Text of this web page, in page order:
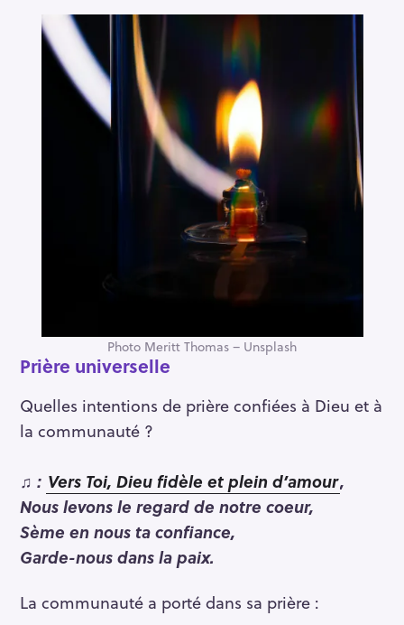
Photo Meritt Thomas – Unsplash
Prière universelle
Quelles intentions de prière confiées à Dieu et à
la communauté ?
♫ : Vers Toi, Dieu fidèle et plein d’amour,
Nous levons le regard de notre coeur,
Sème en nous ta confiance,
Garde-nous dans la paix.
La communauté a porté dans sa prière :